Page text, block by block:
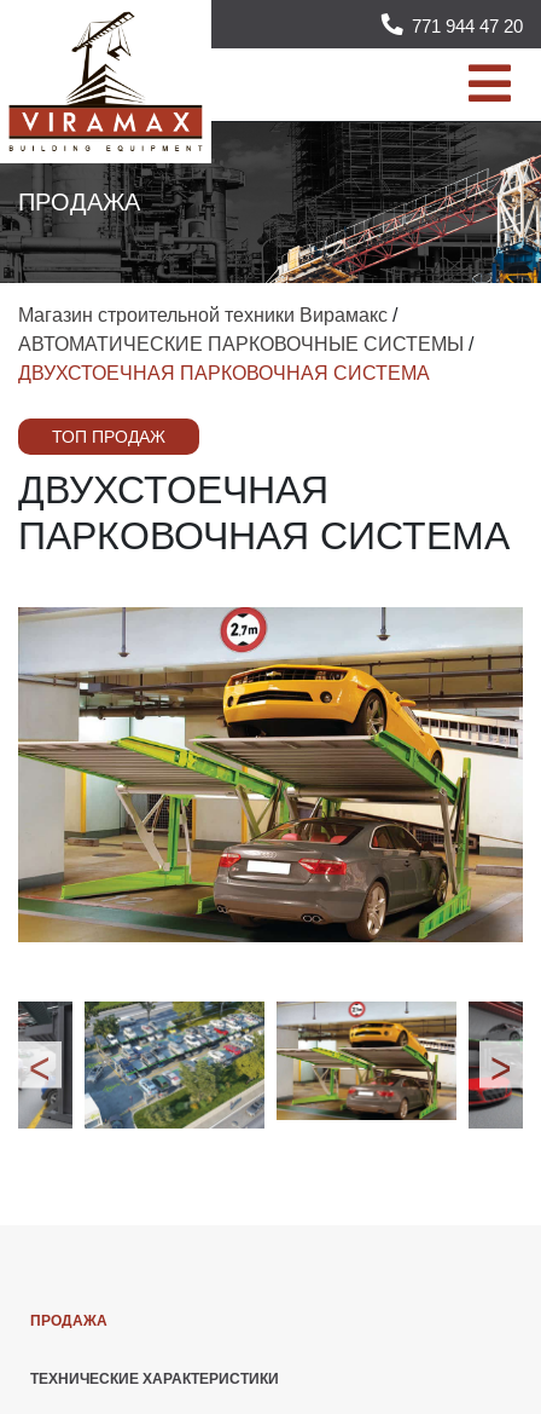
771 944 47 20
ПРОДАЖА
Магазин строительной техники Вирамакс /
АВТОМАТИЧЕСКИЕ ПАРКОВОЧНЫЕ СИСТЕМЫ /
ДВУХСТОЕЧНАЯ ПАРКОВОЧНАЯ СИСТЕМА
ТОП ПРОДАЖ
ДВУХСТОЕЧНАЯ
ПАРКОВОЧНАЯ СИСТЕМА
ПРОДАЖА
ТЕХНИЧЕСКИЕ ХАРАКТЕРИСТИКИ